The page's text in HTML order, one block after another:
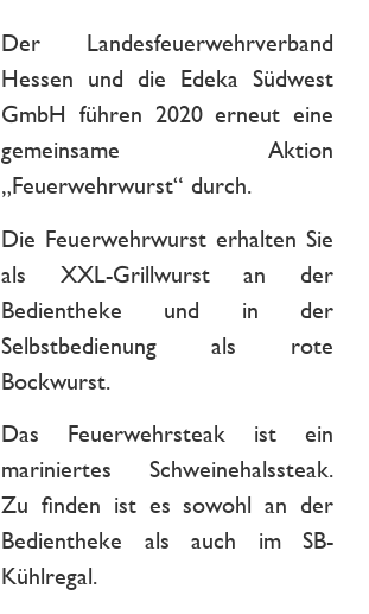
Der Landesfeuerwehrverband
Hessen und die Edeka Südwest
GmbH führen 2020 erneut eine
gemeinsame Aktion
„Feuerwehrwurst“ durch.
Die Feuerwehrwurst erhalten Sie
als XXL-Grillwurst an der
Bedientheke und in der
Selbstbedienung als rote
Bockwurst.
Das Feuerwehrsteak ist ein
mariniertes Schweinehalssteak.
Zu finden ist es sowohl an der
Bedientheke als auch im SB-
Kühlregal.